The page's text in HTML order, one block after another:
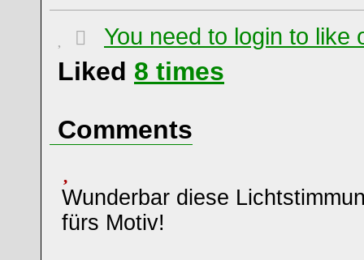
You need to login to like
Liked 8 times
Comments
Wunderbar diese
fürs Motiv!